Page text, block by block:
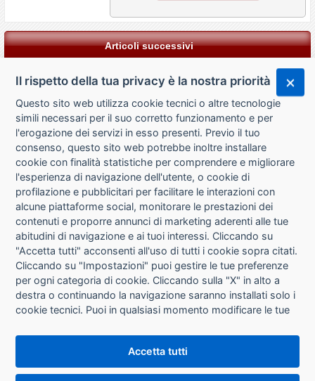
Articoli successivi
CHI SIAMO
CONTATTI
CONDIZIONI DI VENDITA
RICHIESTA RECESSO
PRIVACY
Il rispetto della tua privacy è la nostra priorità
Questo sito web utilizza cookie tecnici o altre tecnologie
simili necessari per il suo corretto funzionamento e per
l'erogazione dei servizi in esso presenti. Previo il tuo
consenso, questo sito web potrebbe inoltre installare
cookie con finalità statistiche per comprendere e migliorare
l'esperienza di navigazione dell'utente, o cookie di
profilazione e pubblicitari per facilitare le interazioni con
alcune piattaforme social, monitorare le prestazioni dei
contenuti e proporre annunci di marketing aderenti alle tue
abitudini di navigazione e ai tuoi interessi. Cliccando su
"Accetta tutti" acconsenti all'uso di tutti i cookie sopra citati.
Cliccando su "Impostazioni" puoi gestire le tue preferenze
per ogni categoria di cookie. Cliccando sulla "X" in alto a
destra o continuando la navigazione saranno installati solo i
cookie tecnici. Puoi in qualsiasi momento modificare le tue
che si trova in fondo alle pagine del sito. Per maggiori
informazioni consulta la nostraInformativa sui cookie
Accetta tutti